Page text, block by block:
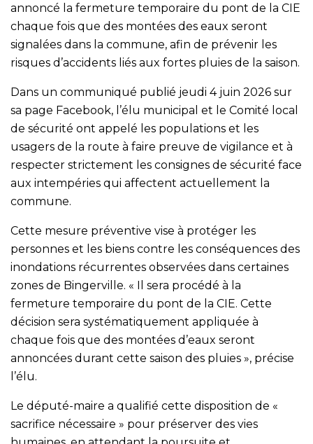
annoncé la fermeture temporaire du pont de la CIE
chaque fois que des montées des eaux seront
signalées dans la commune, afin de prévenir les
risques d’accidents liés aux fortes pluies de la saison.
Dans un communiqué publié jeudi 4 juin 2026 sur
sa page Facebook, l’élu municipal et le Comité local
de sécurité ont appelé les populations et les
usagers de la route à faire preuve de vigilance et à
respecter strictement les consignes de sécurité face
aux intempéries qui affectent actuellement la
commune.
Cette mesure préventive vise à protéger les
personnes et les biens contre les conséquences des
inondations récurrentes observées dans certaines
zones de Bingerville. « Il sera procédé à la
fermeture temporaire du pont de la CIE. Cette
décision sera systématiquement appliquée à
chaque fois que des montées d’eaux seront
annoncées durant cette saison des pluies », précise
l’élu.
Le député-maire a qualifié cette disposition de «
sacrifice nécessaire » pour préserver des vies